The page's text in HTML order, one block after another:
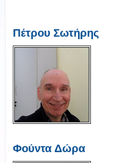
Πέτρου Σωτήρης
Φούντα Δώρα